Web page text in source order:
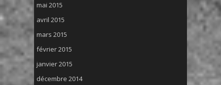
mai 2015
avril 2015
mars 2015
février 2015
janvier 2015
décembre 2014